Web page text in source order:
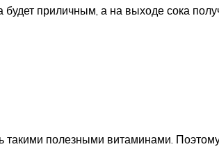
приличным, а на выходе сока
такими полезными витаминами.